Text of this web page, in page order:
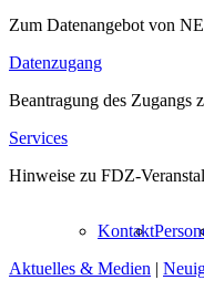
Zum Datenangebot von
Datenzugang
Beantragung des Zugangs
Services
Hinweise zu FDZ-
Kontakt
Aktuelles & Medien |